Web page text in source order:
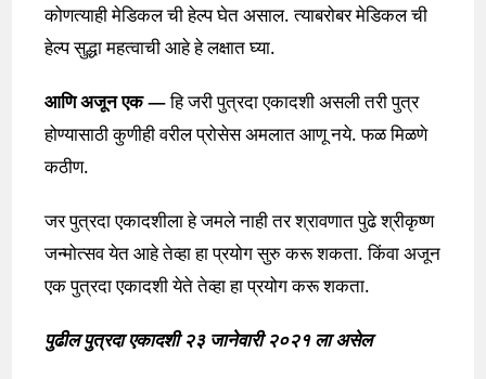
कोणत्याही मेडिकल ची हेल्प घेत असाल. त्याबरोबर मेडिकल ची
हेल्प सुद्धा महत्वाची आहे हे लक्षात घ्या.
आणि अजून एक —हि जरी पुत्रदा एकादशी असली तरी पुत्र
होण्यासाठी कुणीही वरील प्रोसेस अमलात आणू नये. फळ मिळणे
कठीण.
जर पुत्रदा एकादशीला हे जमले नाही तर श्रावणात पुढे श्रीकृष्ण
जन्मोत्सव येत आहे तेव्हा हा प्रयोग सुरु करू शकता. किंवा अजून
एक पुत्रदा एकादशी येते तेव्हा हा प्रयोग करू शकता.
पुढील पुत्रदा एकादशी २३ जानेवारी २०२१ ला असेल